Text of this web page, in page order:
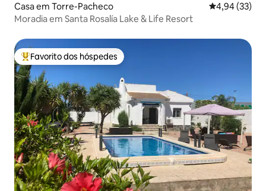
Casa em Torre-Pacheco Classificação
4,94 (33)
Moradia em Santa Rosalía Lake & Life Resort
Favoritos dos hóspedes mais apreciados
Favorito dos hóspedes